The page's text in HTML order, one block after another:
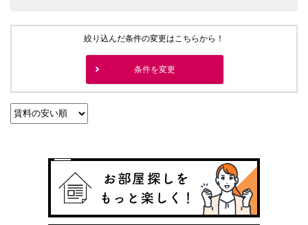
絞り込んだ条件の変更はこちらから！
条件を変更